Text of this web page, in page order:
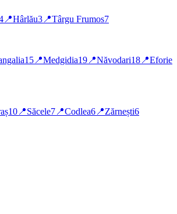
📍Hârlău3 📍Târgu Frumos7
15 📍Medgidia19 📍Năvodari18 📍Eforie
10 📍Săcele7 📍Codlea6 📍Zărnești6